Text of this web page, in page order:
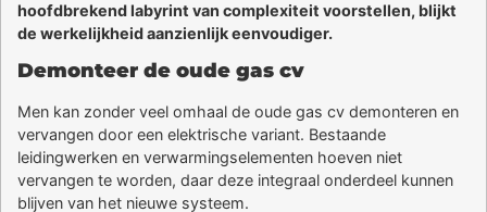
hoofdbrekend labyrint van complexiteit voorstellen, blijkt
de werkelijkheid aanzienlijk eenvoudiger.
Demonteer de oude gas cv
Men kan zonder veel omhaal de oude gas cv demonteren en
vervangen door een elektrische variant. Bestaande
leidingwerken en verwarmingselementen hoeven niet
vervangen te worden, daar deze integraal onderdeel kunnen
blijven van het nieuwe systeem.